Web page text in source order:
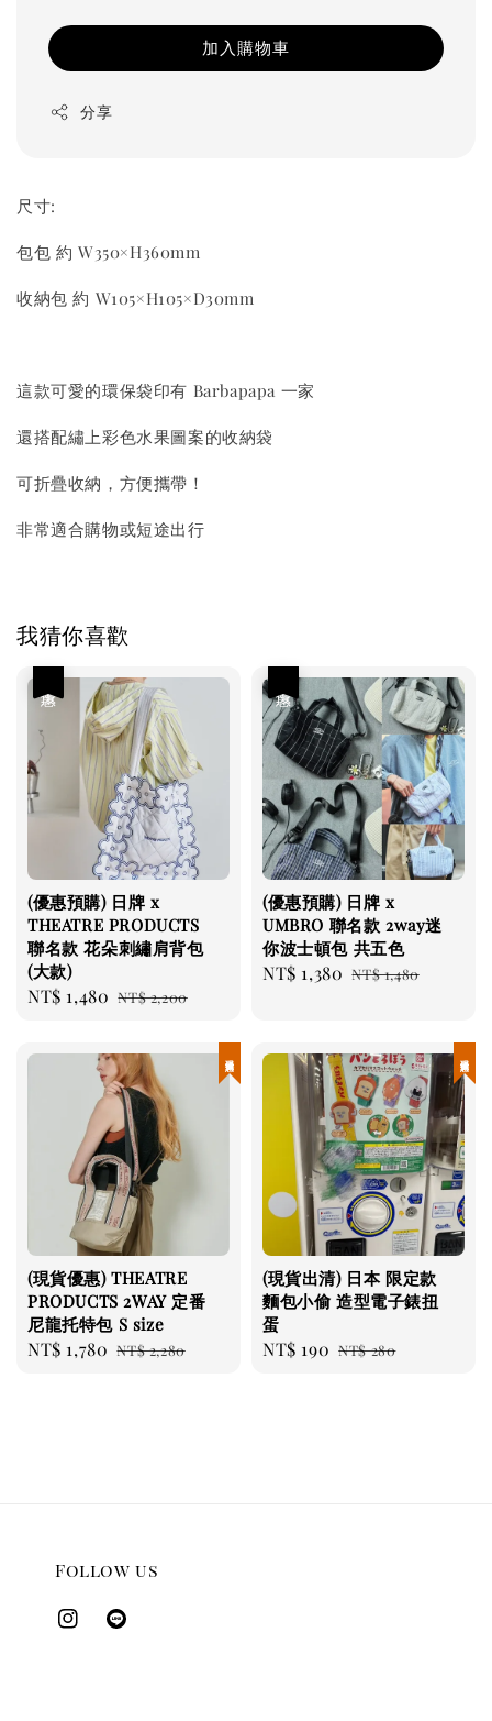
加入購物車
分享
尺寸:
包包 約 W350×H360mm
收納包 約 W105×H105×D30mm
這款可愛的環保袋印有 Barbapapa 一家
還搭配繡上彩色水果圖案的收納袋
可折疊收納，方便攜帶！
非常適合購物或短途出行
我猜你喜歡
(優惠預購) 日牌 x
THEATRE PRODUCTS
聯名款 花朵刺繡肩背包
(大款)
Sale
NT$ 1,480 Regular
NT$ 2,200
(優惠預購) 日牌 x
UMBRO 聯名款 2way迷
你波士頓包 共五色
Sale
NT$ 1,380 Regular
NT$ 1,480
(現貨優惠) THEATRE
PRODUCTS 2WAY 定番
尼龍托特包 S size
Sale
NT$ 1,780 Regular
NT$ 2,280
(現貨出清) 日本 限定款
麵包小偷 造型電子錶扭
蛋
Sale
NT$ 190 Regular
NT$ 280
Follow us